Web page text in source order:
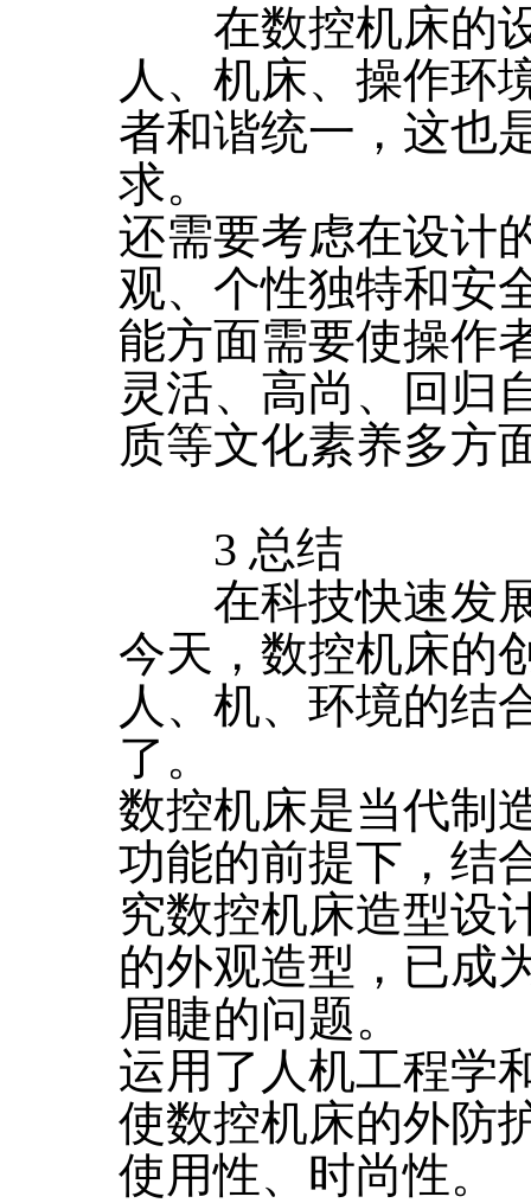
在数控机床的设
人、机床、操作环
者和谐统一，这也
求。
还需要考虑在设计
观、个性独特和安
能方面需要使操作
灵活、高尚、回归
质等文化素养多方
3 总结
在科技快速发展
今天，数控机床的
人、机、环境的结
了。
数控机床是当代制
功能的前提下，结
究数控机床造型设
的外观造型，已成
眉睫的问题。
运用了人机工程学
使数控机床的外防
使用性、时尚性。